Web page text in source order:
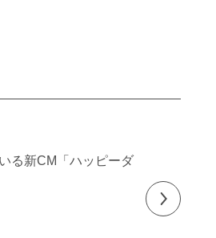
る新CM「ハッピーダ